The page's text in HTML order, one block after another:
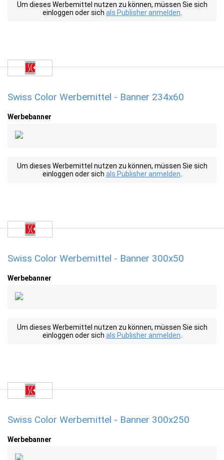
Um dieses Werbemittel nutzen zu können, müssen Sie sich
einloggen oder sich als Publisher anmelden
Swiss Color Werbemittel - Banner 234x60
Werbebanner
Um dieses Werbemittel nutzen zu können, müssen Sie sich
einloggen oder sich als Publisher anmelden
Swiss Color Werbemittel - Banner 300x50
Werbebanner
Um dieses Werbemittel nutzen zu können, müssen Sie sich
einloggen oder sich als Publisher anmelden
Swiss Color Werbemittel - Banner 300x250
Werbebanner